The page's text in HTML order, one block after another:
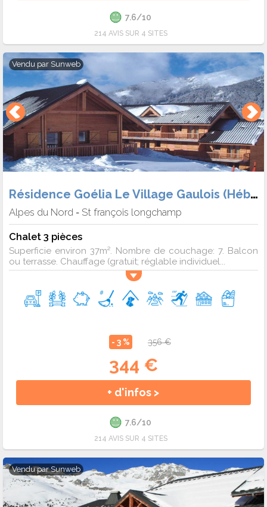
7.6/10
214 AVIS SUR 4 SITES
Vendu par Sunweb
Résidence Goélia Le Village Gaulois (Hébergement + Forf.)
Alpes du Nord - St françois longchamp
Chalet 3 pièces
Superficie environ 37m². Nombre de couchage: 7. Balcon
ou terrasse. Chauffage (gratuit; réglable individuel...
- 3 % 356 €
344 €
+ d'infos >
7.6/10
214 AVIS SUR 4 SITES
Vendu parSunweb